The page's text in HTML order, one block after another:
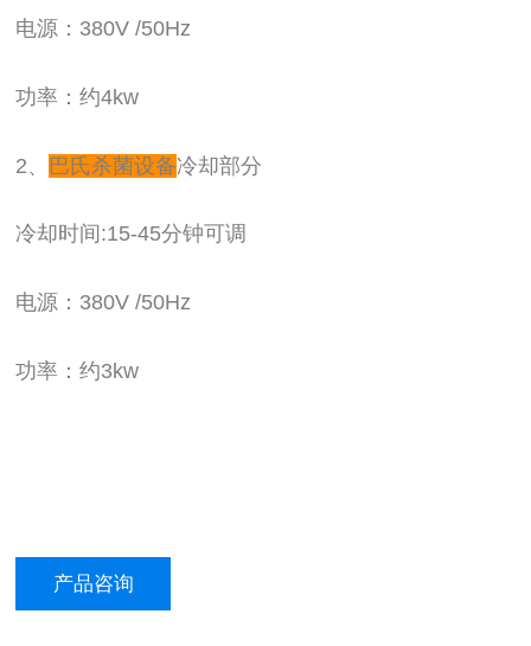
电源：380V /50Hz
功率：约4kw
2、 巴氏杀菌设备冷却部分
冷却时间:15-45分钟可调
电源：380V /50Hz
功率：约3kw
产品咨询